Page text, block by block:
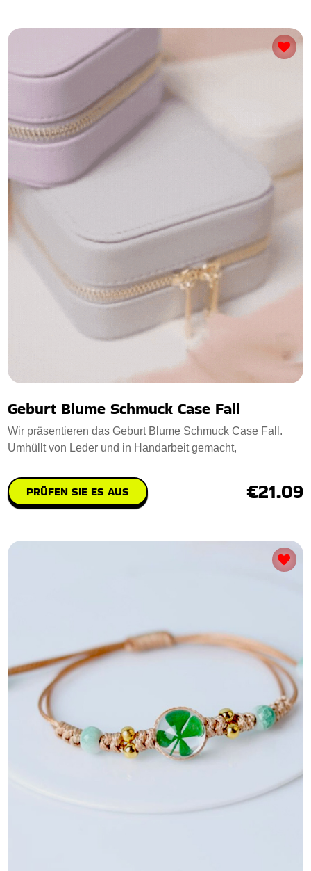
Geburt Blume Schmuck Case Fall
Wir präsentieren das Geburt Blume Schmuck Case Fall.
Umhüllt von Leder und in Handarbeit gemacht,
PRÜFEN SIE ES AUS €21.09